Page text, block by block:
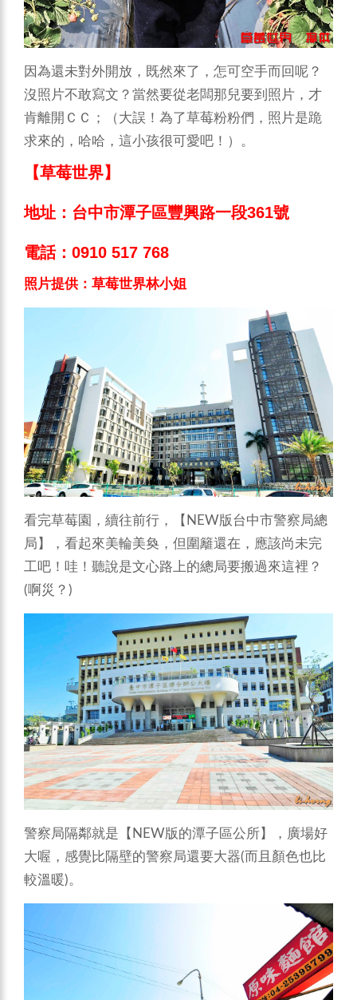
因為還未對外開放，既然來了，怎可空手而回呢？
沒照片不敢寫文？當然要從老闆那兒要到照片，才
肯離開ＣＣ；（大誤！為了草莓粉粉們，照片是跪
求來的，哈哈，這小孩很可愛吧！）。
【草莓世界】
地址：台中市潭子區豐興路一段361號
電話：0910 517 768
照片提供：草莓世界林小姐
看完草莓園，續往前行，【NEW版台中市警察局總
局】，看起來美輪美奐，但圍籬還在，應該尚未完
工吧！哇！聽說是文心路上的總局要搬過來這裡？
(啊災？)
警察局隔鄰就是【NEW版的潭子區公所】，廣場好
大喔，感覺比隔壁的警察局還要大器(而且顏色也比
較溫暖)。